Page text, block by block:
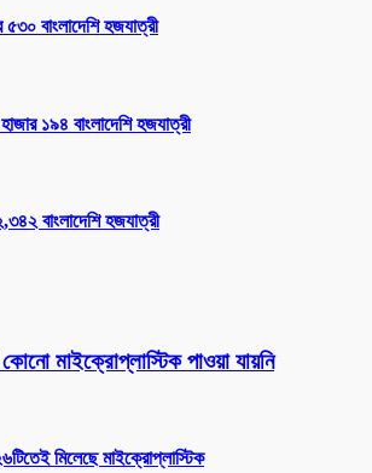
বাংলাদেশি হজযাত্রী
১৯৪ বাংলাদেশি হজযাত্রী
বাংলাদেশি হজযাত্রী
মাইক্রোপ্লাস্টিক পাওয়া যায়নি
মিলেছে মাইক্রোপ্লাস্টিক